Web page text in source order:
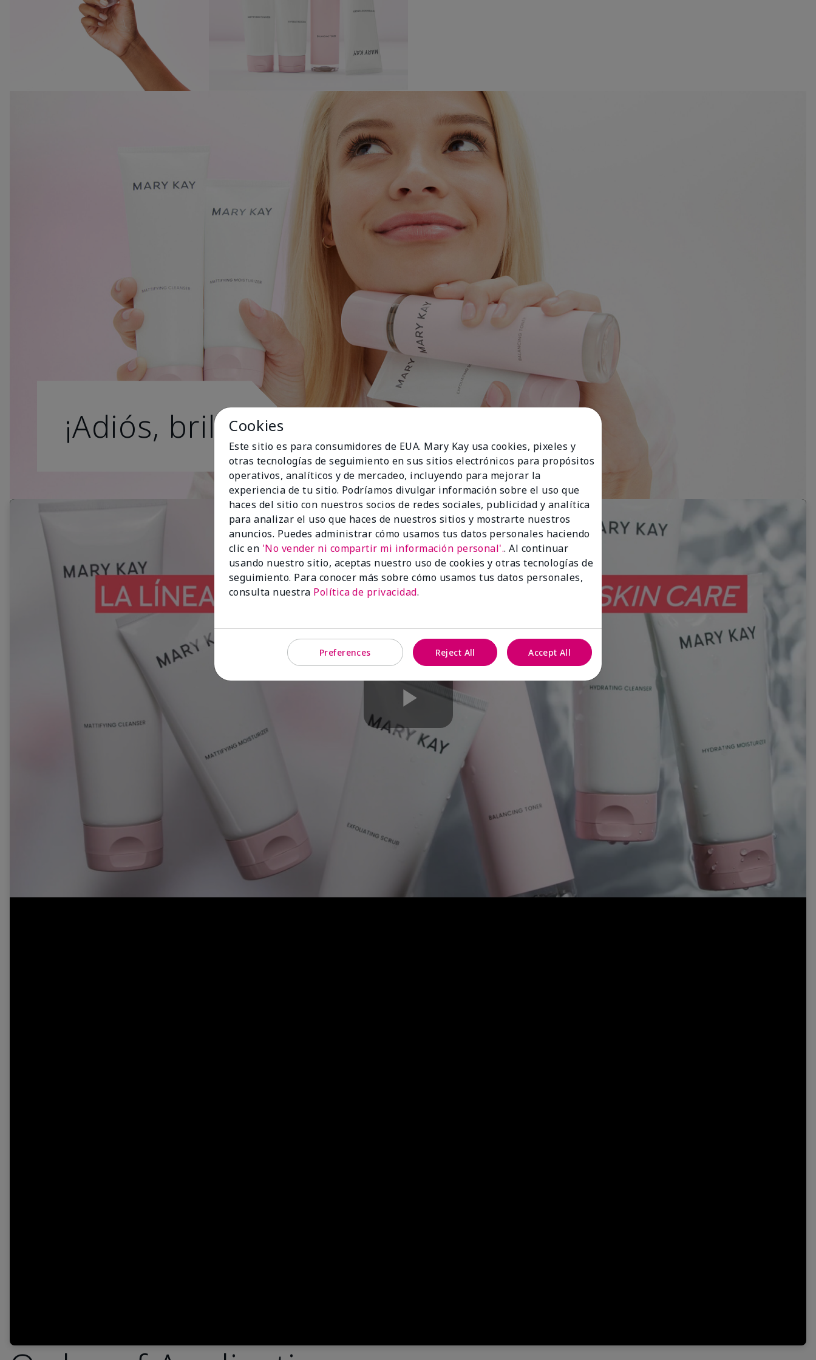
¡Adiós, brillo!
Play
Video
Cookies
Este sitio es para consumidores de EUA. Mary Kay usa cookies, pixeles y
otras tecnologías de seguimiento en sus sitios electrónicos para propósitos
operativos, analíticos y de mercadeo, incluyendo para mejorar la
experiencia de tu sitio. Podríamos divulgar información sobre el uso que
haces del sitio con nuestros socios de redes sociales, publicidad y analítica
para analizar el uso que haces de nuestros sitios y mostrarte nuestros
anuncios. Puedes administrar cómo usamos tus datos personales haciendo
clic en 'No vender ni compartir mi información personal'.. Al continuar
usando nuestro sitio, aceptas nuestro uso de cookies y otras tecnologías de
seguimiento. Para conocer más sobre cómo usamos tus datos personales,
consulta nuestra Política de privacidad.
Preferences Reject All Accept All